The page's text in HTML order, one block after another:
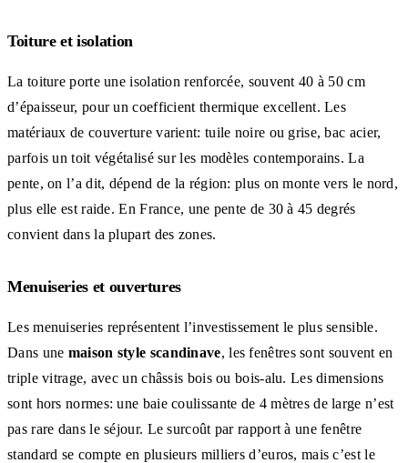
Toiture et isolation
La toiture porte une isolation renforcée, souvent 40 à 50 cm
d’épaisseur, pour un coefficient thermique excellent. Les
matériaux de couverture varient: tuile noire ou grise, bac acier,
parfois un toit végétalisé sur les modèles contemporains. La
pente, on l’a dit, dépend de la région: plus on monte vers le nord,
plus elle est raide. En France, une pente de 30 à 45 degrés
convient dans la plupart des zones.
Menuiseries et ouvertures
Les menuiseries représentent l’investissement le plus sensible.
Dans une maison style scandinave, les fenêtres sont souvent en
triple vitrage, avec un châssis bois ou bois-alu. Les dimensions
sont hors normes: une baie coulissante de 4 mètres de large n’est
pas rare dans le séjour. Le surcoût par rapport à une fenêtre
standard se compte en plusieurs milliers d’euros, mais c’est le